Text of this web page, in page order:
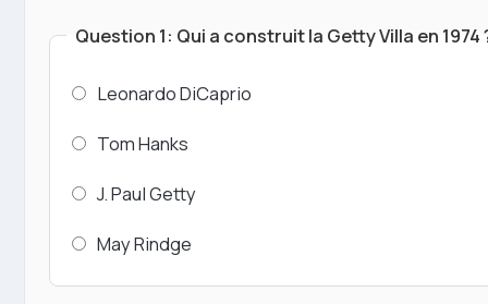
Question 1: Qui a construit la Getty Villa en 1974
Leonardo DiCaprio
Tom Hanks
J. Paul Getty
May Rindge